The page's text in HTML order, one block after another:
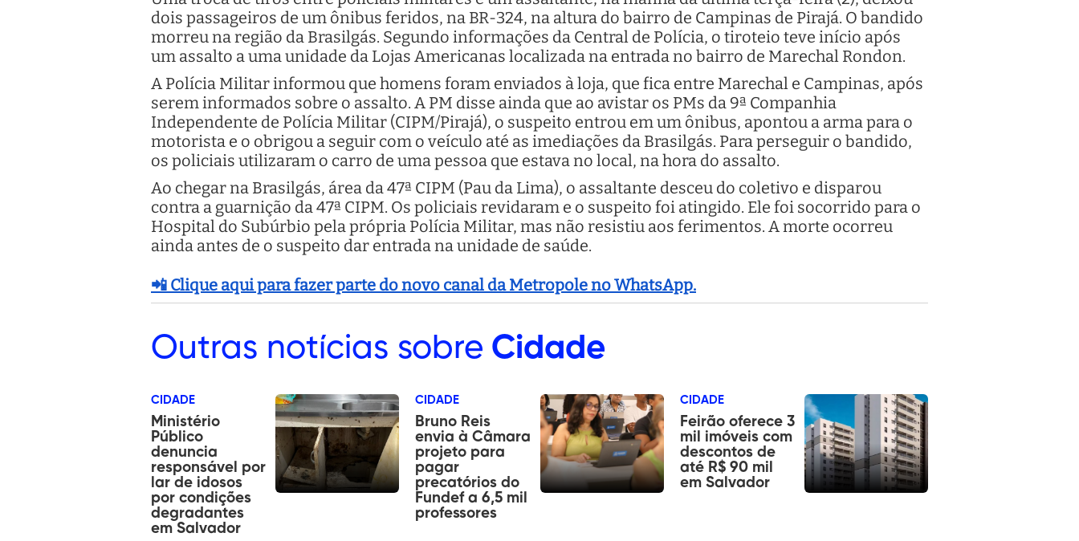
dois passageiros de um ônibus feridos, na BR-324, na altura do bairro de Campinas de Pirajá. O bandido
morreu na região da Brasilgás. Segundo informações da Central de Polícia, o tiroteio teve início após
um assalto a uma unidade da Lojas Americanas localizada na entrada no bairro de Marechal Rondon.
A Polícia Militar informou que homens foram enviados à loja, que fica entre Marechal e Campinas, após
serem informados sobre o assalto. A PM disse ainda que ao avistar os PMs da 9ª Companhia
Independente de Polícia Militar (CIPM/Pirajá), o suspeito entrou em um ônibus, apontou a arma para o
motorista e o obrigou a seguir com o veículo até as imediações da Brasilgás. Para perseguir o bandido,
os policiais utilizaram o carro de uma pessoa que estava no local, na hora do assalto.
Ao chegar na Brasilgás, área da 47ª CIPM (Pau da Lima), o assaltante desceu do coletivo e disparou
contra a guarnição da 47ª CIPM. Os policiais revidaram e o suspeito foi atingido. Ele foi socorrido para o
Hospital do Subúrbio pela própria Polícia Militar, mas não resistiu aos ferimentos. A morte ocorreu
ainda antes de o suspeito dar entrada na unidade de saúde.
📲 Clique aqui para fazer parte do novo canal da Metropole no WhatsApp.
Outras notícias sobre Cidade
CIDADE
Ministério
Público
denuncia
responsável por
lar de idosos
por condições
degradantes
em Salvador
CIDADE
Bruno Reis
envia à Câmara
projeto para
pagar
precatórios do
Fundef a 6,5 mil
professores
CIDADE
Feirão oferece 3
mil imóveis com
descontos de
até R$ 90 mil
em Salvador